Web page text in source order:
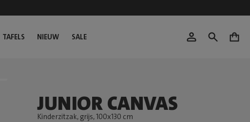
TAFELS NIEUW SALE 0
JUNIOR CANVAS
Kinderzitzak, grijs, 100x130 cm